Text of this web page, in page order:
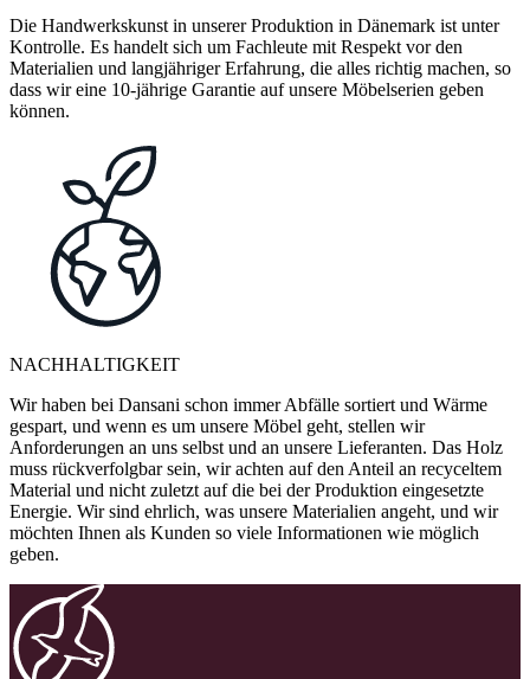
Die Handwerkskunst in unserer Produktion in Dänemark ist unter
Kontrolle. Es handelt sich um Fachleute mit Respekt vor den
Materialien und langjähriger Erfahrung, die alles richtig machen, so
dass wir eine 10-jährige Garantie auf unsere Möbelserien geben
können.
NACHHALTIGKEIT
Wir haben bei Dansani schon immer Abfälle sortiert und Wärme
gespart, und wenn es um unsere Möbel geht, stellen wir
Anforderungen an uns selbst und an unsere Lieferanten. Das Holz
muss rückverfolgbar sein, wir achten auf den Anteil an recyceltem
Material und nicht zuletzt auf die bei der Produktion eingesetzte
Energie. Wir sind ehrlich, was unsere Materialien angeht, und wir
möchten Ihnen als Kunden so viele Informationen wie möglich
geben.